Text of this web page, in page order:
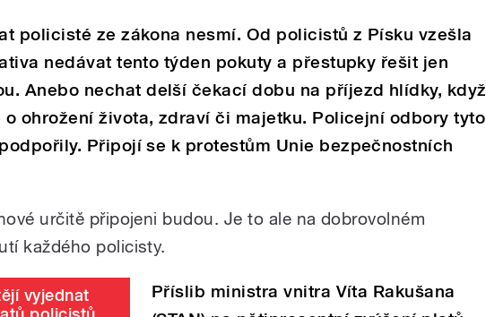
policisté ze zákona nesmí. Od policistů z Písku vzešla
nedávat tento týden pokuty a přestupky řešit jen
Anebo nechat delší čekací dobu na příjezd hlídky, když
o ohrožení života, zdraví či majetku. Policejní odbory tyto
Připojí se k protestům Unie bezpečnostních
určitě připojeni budou. Je to ale na dobrovolném
každého policisty.
vyjednat
Příslib ministra vnitra Víta Rakušana